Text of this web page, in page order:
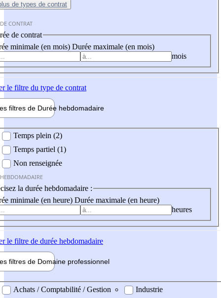
de types de contrat
CONTRAT
de contrat
minimale (en mois) Durée maximale (en mois)
mois
le filtre du type de contrat
filtres de Durée hebdomadaire
Temps plein (2)
Temps partiel (1)
Non renseignée
la durée hebdomadaire :
minimale (en heure) Durée maximale (en heure)
heures
le filtre de durée hebdomadaire
filtres de Domaine professionnel
professionel
Achats / Comptabilité / Gestion
Industrie